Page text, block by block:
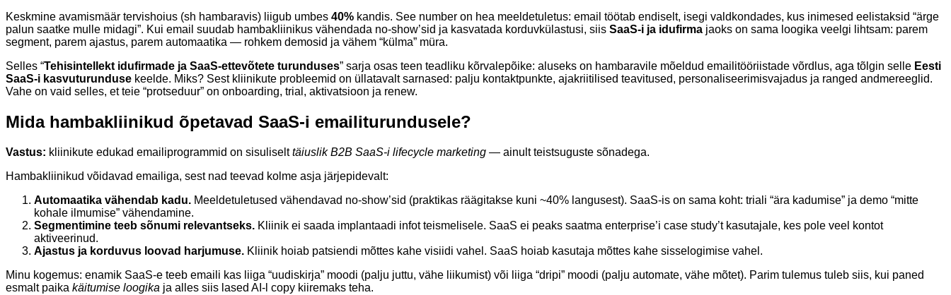
Keskmine avamismäär tervishoius (sh hambaravis) liigub umbes 40% kandis. See number on hea meeldetuletus: email töötab endiselt, isegi valdkondades, kus inimesed eelistaksid “ärge
palun saatke mulle midagi”. Kui email suudab hambakliinikus vähendada no-show’sid ja kasvatada korduvkülastusi, siis SaaS-i ja idufirma jaoks on sama loogika veelgi lihtsam: parem
segment, parem ajastus, parem automaatika — rohkem demosid ja vähem “külma” müra.
Selles “Tehisintellekt idufirmade ja SaaS-ettevõtete turunduses” sarja osas teen teadliku kõrvalepõike: aluseks on hambaravile mõeldud emailitööriistade võrdlus, aga tõlgin selle Eesti
SaaS-i kasvuturunduse keelde. Miks? Sest kliinikute probleemid on üllatavalt sarnased: palju kontaktpunkte, ajakriitilised teavitused, personaliseerimisvajadus ja ranged andmereeglid.
Vahe on vaid selles, et teie “protseduur” on onboarding, trial, aktivatsioon ja renew.
Mida hambakliinikud õpetavad SaaS-i emailiturundusele?
Vastus: kliinikute edukad emailiprogrammid on sisuliselttäiuslik B2B SaaS-i lifecycle marketing — ainult teistsuguste sõnadega.
Hambakliinikud võidavad emailiga, sest nad teevad kolme asja järjepidevalt:
Automaatika vähendab kadu. Meeldetuletused vähendavad no-show’sid (praktikas räägitakse kuni ~40% langusest). SaaS-is on sama koht: triali “ära kadumise” ja demo “mitte
kohale ilmumise” vähendamine.
Segmentimine teeb sõnumi relevantseks. Kliinik ei saada implantaadi infot teismelisele. SaaS ei peaks saatma enterprise’i case study’t kasutajale, kes pole veel kontot
aktiveerinud.
Ajastus ja korduvus loovad harjumuse. Kliinik hoiab patsiendi mõttes kahe visiidi vahel. SaaS hoiab kasutaja mõttes kahe sisselogimise vahel.
Minu kogemus: enamik SaaS-e teeb emaili kas liiga “uudiskirja” moodi (palju juttu, vähe liikumist) või liiga “dripi” moodi (palju automate, vähe mõtet). Parim tulemus tuleb siis, kui paned
esmalt paika käitumise loogika ja alles siis lased AI-l copy kiiremaks teha.